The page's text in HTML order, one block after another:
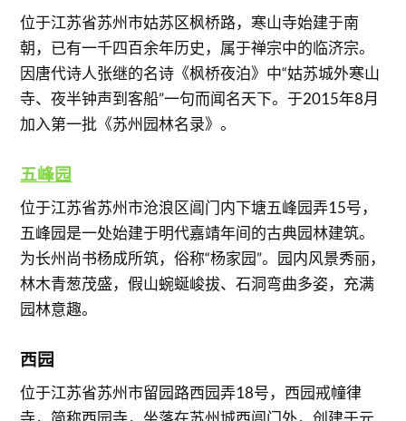
位于江苏省苏州市姑苏区枫桥路，寒山寺始建于南
朝，已有一千四百余年历史，属于禅宗中的临济宗。
因唐代诗人张继的名诗《枫桥夜泊》中“姑苏城外寒山
寺、夜半钟声到客船”一句而闻名天下。于2015年8月
加入第一批《苏州园林名录》。
五峰园
位于江苏省苏州市沧浪区阊门内下塘五峰园弄15号，
五峰园是一处始建于明代嘉靖年间的古典园林建筑。
为长州尚书杨成所筑，俗称“杨家园”。园内风景秀丽，
林木青葱茂盛，假山蜿蜒峻拔、石洞弯曲多姿，充满
园林意趣。
西园
位于江苏省苏州市留园路西园弄18号，西园戒幢律